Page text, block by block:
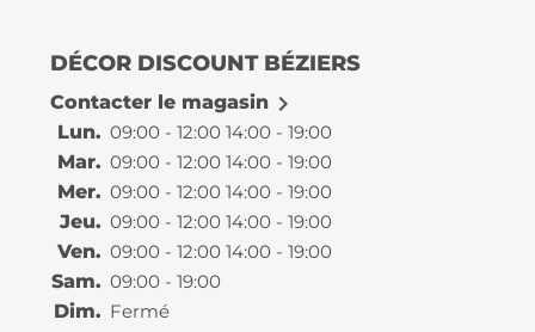
DÉCOR DISCOUNT BÉZIERS
Contacter le magasin 
Lun. 09:00 - 12:00 14:00 - 19:00
Mar. 09:00 - 12:00 14:00 - 19:00
Mer. 09:00 - 12:00 14:00 - 19:00
Jeu. 09:00 - 12:00 14:00 - 19:00
Ven. 09:00 - 12:00 14:00 - 19:00
Sam. 09:00 - 19:00
Dim. Fermé